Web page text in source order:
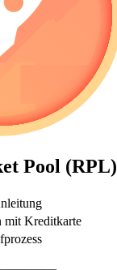
Pool (RPL)
mit Kreditkarte